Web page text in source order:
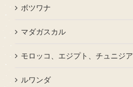
ボツワナ
マダガスカル
モロッコ、エジプト、チュニジア
ルワンダ